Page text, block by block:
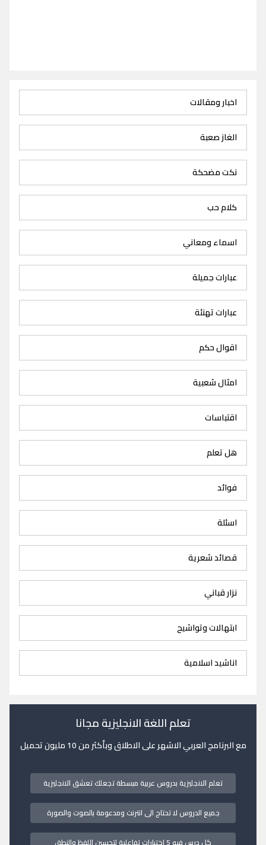
اخبار ومقالات
الغاز صعبة
نكت مضحكة
كلام حب
اسماء ومعاني
عبارات جميلة
عبارات تهنئة
اقوال حكم
امثال شعبية
اقتباسات
هل تعلم
فوائد
اسئلة
قصائد شعرية
نزار قباني
ابتهالات وتواشيح
اناشيد اسلامية
تعلم اللغة الانجليزية مجانا
مع البرنامج العربي الاشهر على الاطلاق وبأكثر من 10 مليون تحميل
تعلم الانجليزية بدروس عربية مبسطة تجعلك تعشق الانجليزية
جميع الدروس لا تحتاج الى انترنت ومدعومة بالصوت والصورة
كل درس فيه 5 اختبارات تفاعلية لتحسين اللفظ والنطق